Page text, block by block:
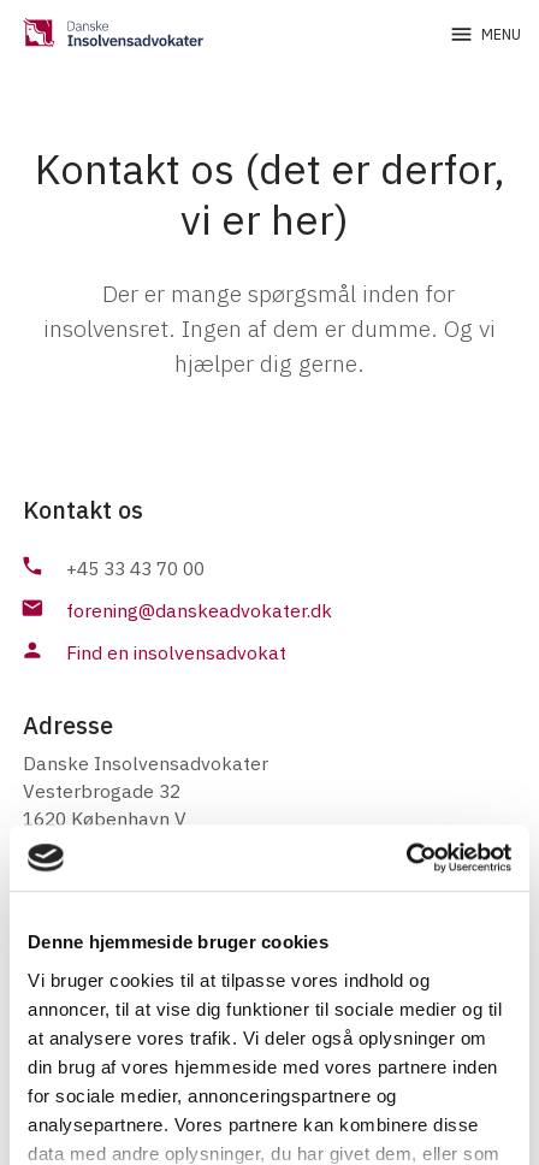
Denne hjemmeside bruger cookies
Vi bruger cookies til at tilpasse vores indhold og
annoncer, til at vise dig funktioner til sociale medier og til
at analysere vores trafik. Vi deler også oplysninger om
din brug af vores hjemmeside med vores partnere inden
for sociale medier, annonceringspartnere og
analysepartnere. Vores partnere kan kombinere disse
data med andre oplysninger, du har givet dem, eller som
menu MENU
Kontakt os (det er derfor,
vi er her)
Der er mange spørgsmål inden for
insolvensret. Ingen af dem er dumme. Og vi
hjælper dig gerne.
Kontakt os
phone
+45 33 43 70 00
mail
forening@danskeadvokater.dk
person
Find en insolvensadvokat
Adresse
Danske Insolvensadvokater
Vesterbrogade 32
1620 København V
location_on
Bliv medlem
Vi er mere end 300 advokater med speciale i
konkursbehandling, rekonstruktion og andre
insolvensretlige områder. Og vi har også plads til dig.
Sådan bliver du medlem